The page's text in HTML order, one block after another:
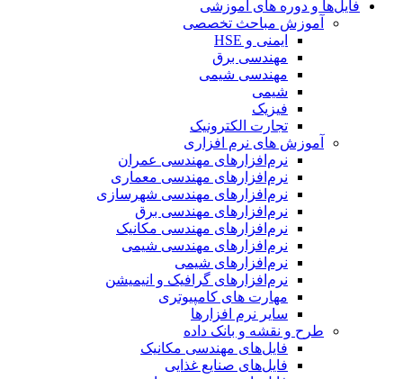
فایل‌ها و دوره های آموزشی
آموزش مباحث تخصصی
ایمنی و HSE
مهندسی برق
مهندسی شیمی
شیمی
فیزیک
تجارت الکترونیک
آموزش های نرم افزاری
نرم‌افزارهای مهندسی عمران
نرم‌افزارهای مهندسی معماری
نرم‌افزارهای مهندسی شهرسازی
نرم‌افزارهای مهندسی برق
نرم‌افزارهای مهندسی مکانیک
نرم‌افزارهای مهندسی شیمی
نرم‌افزارهای شیمی
نرم‌افزارهای گرافیک و انیمیشن
مهارت های کامپیوتری
سایر نرم افزارها
طرح و نقشه و بانک داده
فایل‌های مهندسی مکانیک
فایل‌های صنایع غذایی